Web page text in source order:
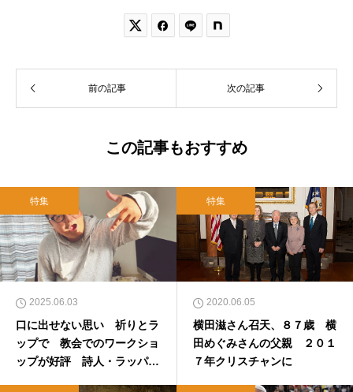
 
前の記事 次の記事
この記事もおすすめ
特集
2025.06.03
口に出せない思い 祈りとラ
ップで 教会でのワークショ
ップが好評 詩人・ラッパー
特集
2020.06.05
横田滋さん召天、８７歳 横
田めぐみさんの父親 ２０１
７年クリスチャンに